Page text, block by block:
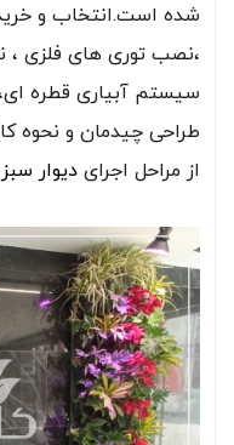
شده است.انتخاب و
،نصب توری های فلزی
سیستم آبیاری قطره
طراحی چیدمان و نحوه
از مراحل اجرای دیوار